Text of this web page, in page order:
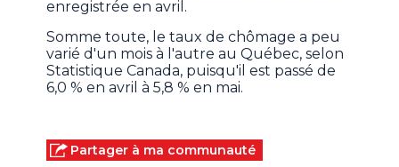
enregistrée en avril.
Somme toute, le taux de chômage a peu
varié d'un mois à l'autre au Québec, selon
Statistique Canada, puisqu'il est passé de
6,0 % en avril à 5,8 % en mai.
Partager à ma communauté